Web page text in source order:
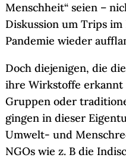
Menschheit“ seien –
Diskussion um Trips
Pandemie wieder
Doch diejenigen, die
ihre Wirkstoffe erkannt
Gruppen oder
gingen in dieser
Umwelt- und
NGOs wie z. B die